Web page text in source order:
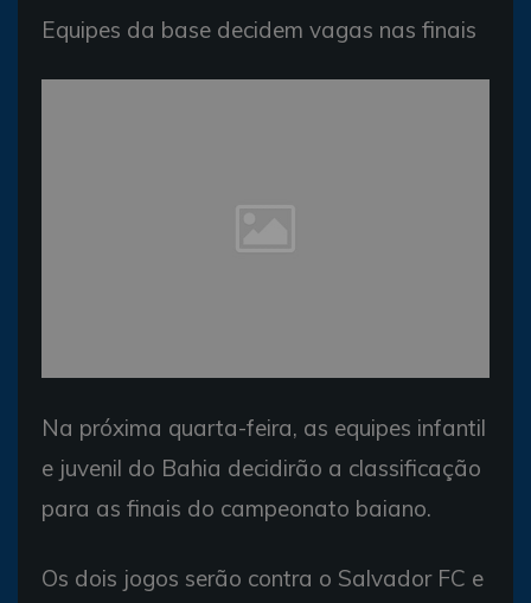
Equipes da base decidem vagas nas finais
Na próxima quarta-feira, as equipes infantil
e juvenil do Bahia decidirão a classificação
para as finais do campeonato baiano.
Os dois jogos serão contra o Salvador FC e